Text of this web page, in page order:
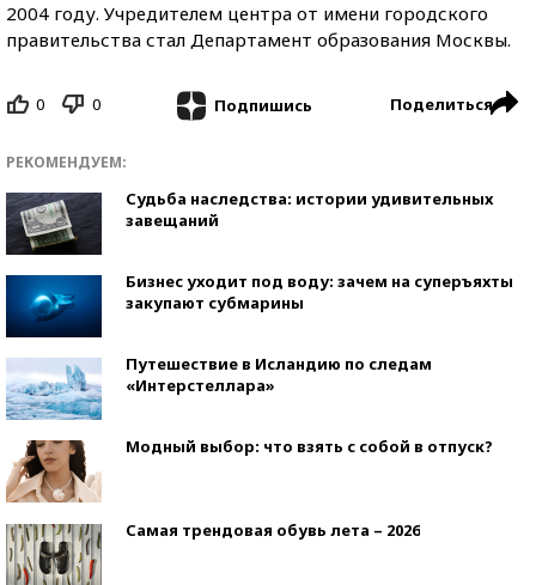
2004 году. Учредителем центра от имени городского
правительства стал Департамент образования Москвы.
0 0 Подпишись Поделиться
РЕКОМЕНДУЕМ:
Судьба наследства: истории удивительных
завещаний
Бизнес уходит под воду: зачем на суперъяхты
закупают субмарины
Путешествие в Исландию по следам
«Интерстеллара»
Модный выбор: что взять с собой в отпуск?
Самая трендовая обувь лета – 2026